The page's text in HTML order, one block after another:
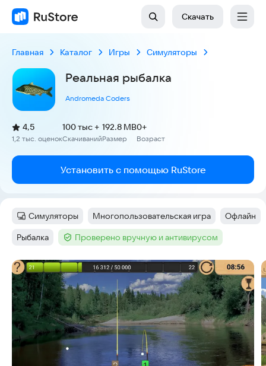
Скачать
Главная Каталог Игры Симуляторы
Реальная рыбалка
Andromeda Coders
Рейтинг:
4,5
(
1,2 тыс. оценок
)
Скачиваний
100 тыс +
Размер
192.8 MB
Возраст
0+
Установить с помощью RuStore
Категория:
Симуляторы Тег:
Многопользовательская игра Тег:
Офлайн
Тег:
Рыбалка Тег :Проверено вручную и антивирусом
Скриншоты